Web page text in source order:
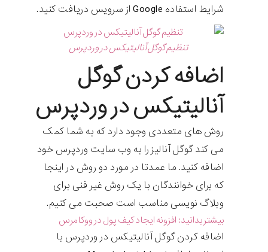
شرایط استفاده Google از سرویس دریافت کنید.
تنظیم گوگل آنالیتیکس در وردپرس
اضافه کردن گوگل
آنالیتیکس در وردپرس
روش های متعددی وجود دارد که به شما کمک
می کند گوگل آنالیز را به وب سایت وردپرس خود
اضافه کنید. ما عمدتا در مورد دو روش در اینجا
که برای خوانندگان با یک روش غیر فنی برای
وبلاگ نویسی مناسب است صحبت می کنیم.
بیشتر بدانید: افزونه ایجاد کیف پول در ووکامرس
اضافه کردن گوگل آنالیتیکس در وردپرس با